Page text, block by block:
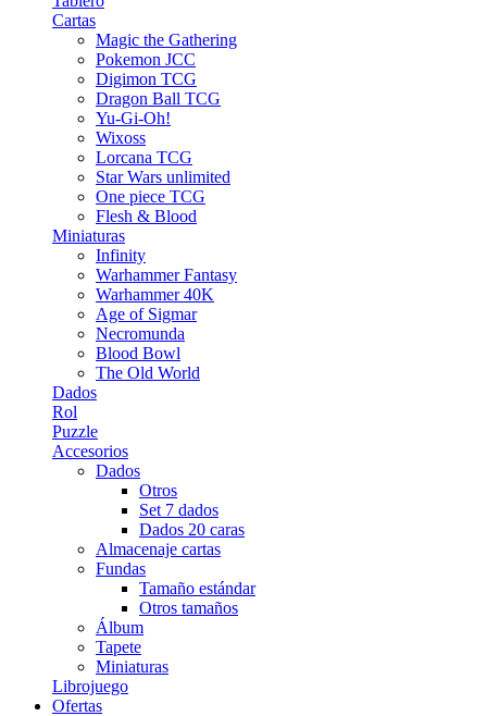
Cartas
Magic the Gathering
Pokemon JCC
Digimon TCG
Dragon Ball TCG
Yu-Gi-Oh!
Wixoss
Lorcana TCG
Star Wars unlimited
One piece TCG
Flesh & Blood
Miniaturas
Infinity
Warhammer Fantasy
Warhammer 40K
Age of Sigmar
Necromunda
Blood Bowl
The Old World
Dados
Rol
Puzzle
Accesorios
Dados
Otros
Set 7 dados
Dados 20 caras
Almacenaje cartas
Fundas
Tamaño estándar
Otros tamaños
Álbum
Tapete
Miniaturas
Librojuego
Ofertas